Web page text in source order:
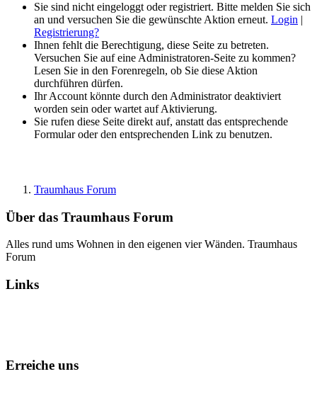
Sie sind nicht eingeloggt oder registriert. Bitte melden Sie sich
an und versuchen Sie die gewünschte Aktion erneut. Login |
Registrierung?
Ihnen fehlt die Berechtigung, diese Seite zu betreten.
Versuchen Sie auf eine Administratoren-Seite zu kommen?
Lesen Sie in den Forenregeln, ob Sie diese Aktion
durchführen dürfen.
Ihr Account könnte durch den Administrator deaktiviert
worden sein oder wartet auf Aktivierung.
Sie rufen diese Seite direkt auf, anstatt das entsprechende
Formular oder den entsprechenden Link zu benutzen.
Traumhaus Forum
Über das Traumhaus Forum
Alles rund ums Wohnen in den eigenen vier Wänden. Traumhaus
Forum
Links
Erreiche uns